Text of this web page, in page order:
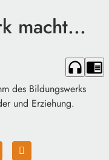
macht...
headphones chrome_reader_mode
des Bildungswerks
und Erziehung.